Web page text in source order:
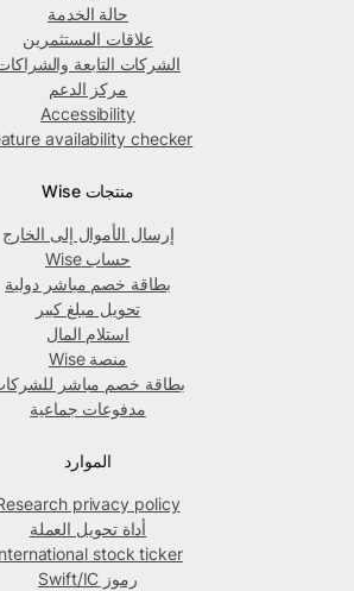
حالة الخدمة
علاقات المستثمرين
الشركات التابعة والشراكات
مركز الدعم
Accessibility
Feature availability checker
منتجات Wise
إرسال الأموال إلى الخارج
حساب Wise
بطاقة خصم مباشر دولية
تحويل مبلغ كبير
استلام المال
منصة Wise
بطاقة خصم مباشر للشركات
مدفوعات جماعية
الموارد
Research privacy policy
أداة تحويل العملة
International stock ticker
رموز Swift/IC